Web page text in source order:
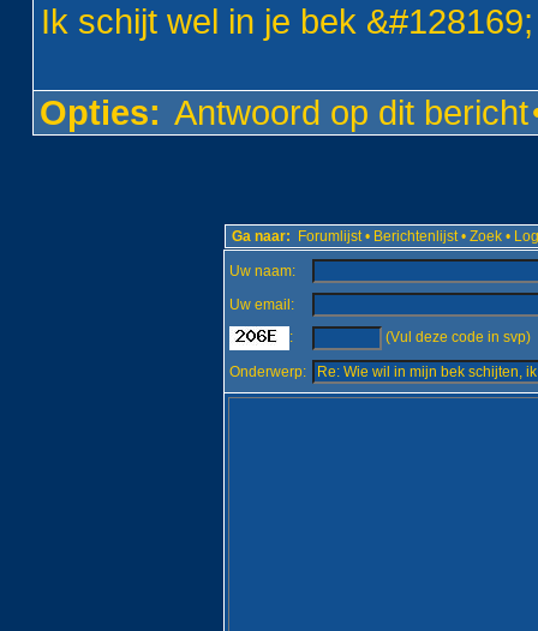
Ik schijt wel in je bek &#128169;
Opties: Antwoord op dit bericht
Ga naar: Forumlijst • Berichtenlijst • Zoek •
Uw naam:
Uw email:
:
(Vul deze code in svp)
Onderwerp: